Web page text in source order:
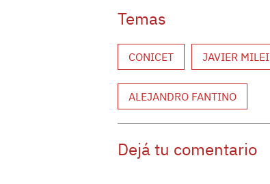
Temas
CONICET JAVIER MILEI
ALEJANDRO FANTINO
Dejá tu comentario